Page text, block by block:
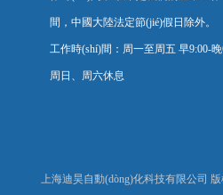
間，中國大陸法定節(jié)假日除外。
工作時(shí)間：周一至周五 早9:00-
周日、周六休息
上海迪昊自動(dòng)化科技有限公司 版